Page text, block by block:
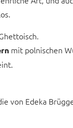
mit polnischen
von Edeka